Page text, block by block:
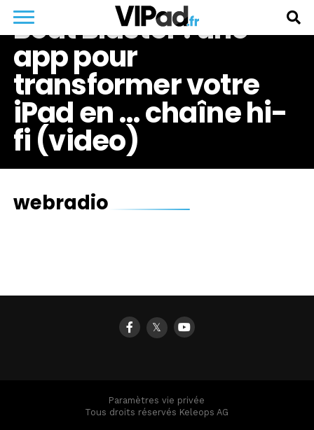
Beat Blaster : une
app pour
transformer votre
iPad en … chaîne hi-
fi (video)
webradio
𝕏
Paramètres vie privée
Tous droits réservés Keleops AG